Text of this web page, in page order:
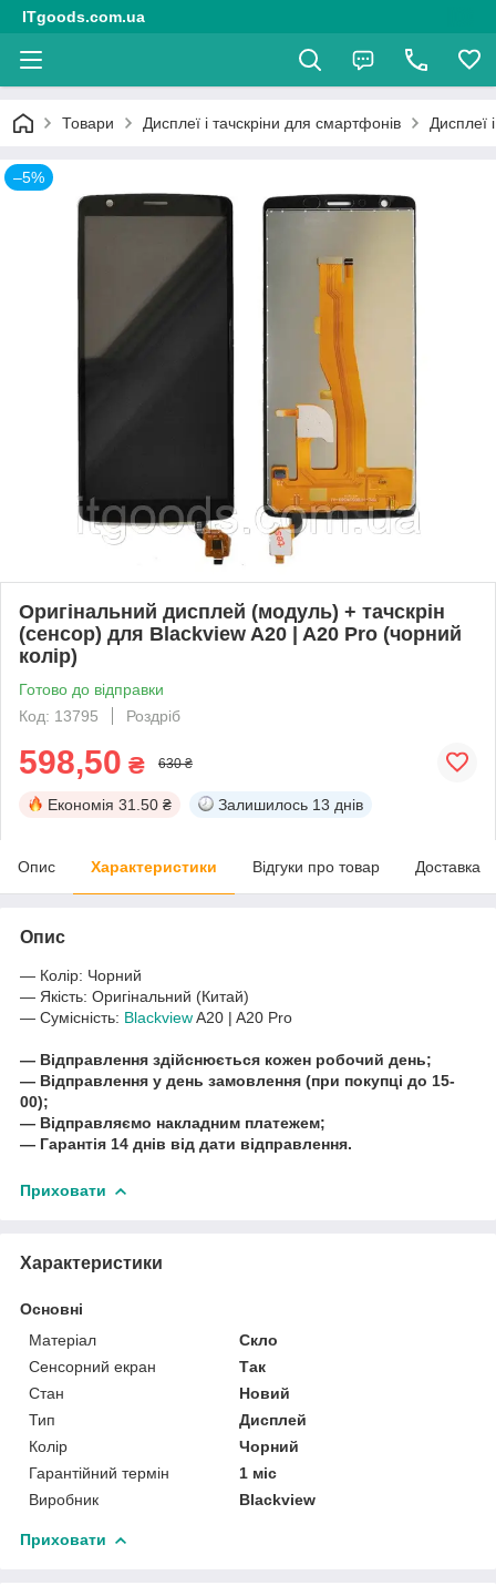
ITgoods.com.ua
Товари Дисплеї і тачскріни для смартфонів Дисплеї
–5%
Оригінальний дисплей (модуль) + тачскрін
(сенсор) для Blackview A20 | A20 Pro (чорний
колір)
Готово до відправки
Код: 13795
Роздріб
598,50 ₴ 630 ₴
Економія 31.50 ₴ Залишилось 13 днів
Опис Характеристики Відгуки про товар Доставка
Опис
― Колір: Чорний
― Якість: Оригінальний (Китай)
― Сумісність: BlackviewA20 | A20 Pro
― Відправлення здійснюється кожен робочий день;
― Відправлення у день замовлення (при покупці до 15-
00);
― Відправляємо накладним платежем;
― Гарантія 14 днів від дати відправлення.
Приховати
Характеристики
Основні
Матеріал
Скло
Сенсорний екран
Так
Стан
Новий
Тип
Дисплей
Колір
Чорний
Гарантійний термін
1 міс
Виробник
Blackview
Приховати